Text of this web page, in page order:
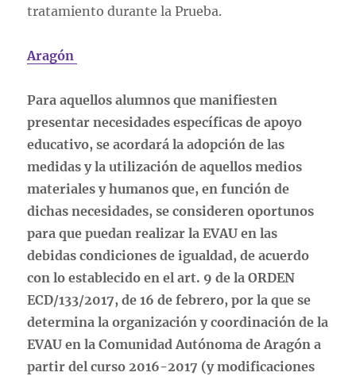
tratamiento durante la Prueba.
Aragón
Para aquellos alumnos que manifiesten
presentar necesidades específicas de apoyo
educativo, se acordará la adopción de las
medidas y la utilización de aquellos medios
materiales y humanos que, en función de
dichas necesidades, se consideren oportunos
para que puedan realizar la EVAU en las
debidas condiciones de igualdad, de acuerdo
con lo establecido en el art. 9 de la ORDEN
ECD/133/2017, de 16 de febrero, por la que se
determina la organización y coordinación de la
EVAU en la Comunidad Autónoma de Aragón a
partir del curso 2016-2017 (y modificaciones